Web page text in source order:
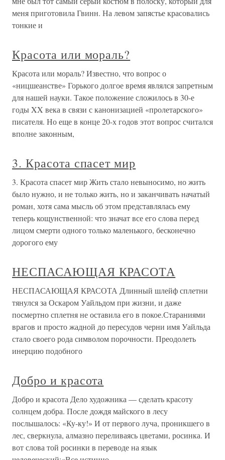
меня приготовила Гвинн. На левом запястье красовались
тонкие и
Красота или мораль?
Красота или мораль? Известно, что вопрос о
«ницшеанстве» Горького долгое время являлся запретным
для нашей науки. Такое положение сложилось в 30-е
годы XX века в связи с канонизацией «пролетарского»
писателя. Но еще в конце 20-х годов этот вопрос считался
вполне законным,
3. Красота спасет мир
3. Красота спасет мир Жить стало невыносимо, но жить
было нужно, и не только жить, но и заканчивать начатый
роман, хотя сама мысль об этом представлялась ему
теперь кощунственной: что значат все его слова перед
лицом смерти одного только маленького, бесконечно
дорогого ему
НЕСПАСАЮЩАЯ КРАСОТА
НЕСПАСАЮЩАЯ КРАСОТА Длинный шлейф сплетни
тянулся за Оскаром Уайльдом при жизни, и даже
посмертно сплетня не оставила его в покое.Стараниями
врагов и просто жадной до пересудов черни имя Уайльда
стало своего рода символом порочности. Преодолеть
инерцию подобного
Добро и красота
Добро и красота Дело художника — сделать красоту
солнцем добра. После дождя майского в лесу
послышалось: «Ку-ку!» И от первого луча, проникшего в
лес, сверкнула, алмазно переливаясь цветами, росинка. И
вот слова той росинки в переводе на язык